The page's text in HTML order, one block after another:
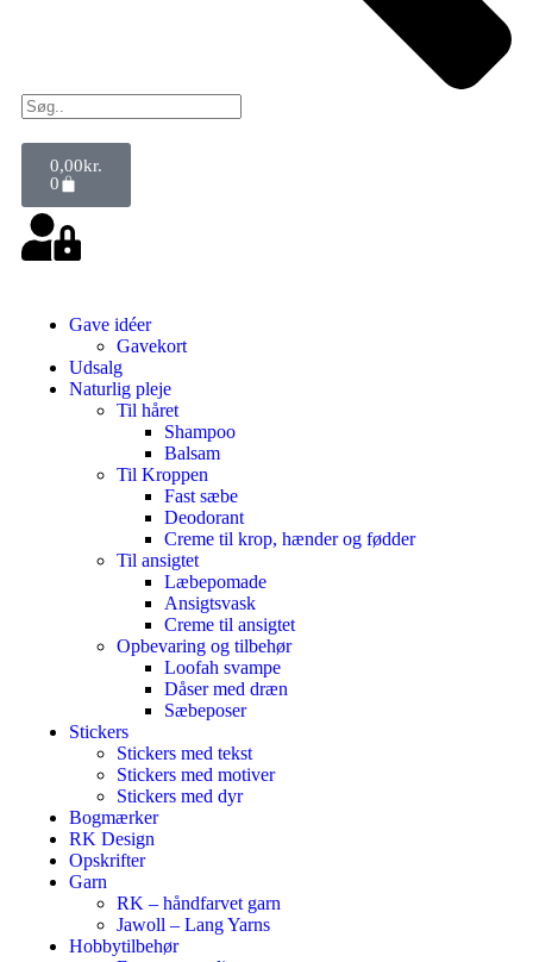
0,00kr.
0
Gave idéer
Gavekort
Udsalg
Naturlig pleje
Til håret
Shampoo
Balsam
Til Kroppen
Fast sæbe
Deodorant
Creme til krop, hænder og fødder
Til ansigtet
Læbepomade
Ansigtsvask
Creme til ansigtet
Opbevaring og tilbehør
Loofah svampe
Dåser med dræn
Sæbeposer
Stickers
Stickers med tekst
Stickers med motiver
Stickers med dyr
Bogmærker
RK Design
Opskrifter
Garn
RK – håndfarvet garn
Jawoll – Lang Yarns
Hobbytilbehør